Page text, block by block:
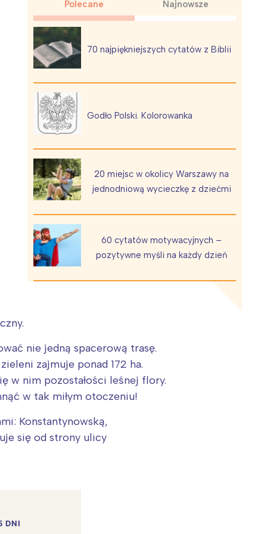
Polecane Najnowsze
70 najpiękniejszych cytatów z Biblii
Godło Polski. Kolorowanka
20 miejsc w okolicy Warszawy na
jednodniową wycieczkę z dziećmi
60 cytatów motywacyjnych –
pozytywne myśli na każdy dzień
nie jedną spacerową trasę.
zajmuje ponad 172 ha.
w nim pozostałości leśnej flory.
w tak miłym otoczeniu!
Konstantynowską,
się od strony ulicy
DNI